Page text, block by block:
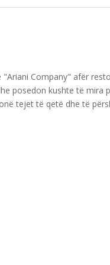
Company" afër
posedon kushte të
tejet të qetë dhe të